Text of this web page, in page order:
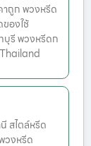
าถูก พวงหรีด
องใช้
บุรี พวงหรีดก
สไตล์หรีด
วงหรีด